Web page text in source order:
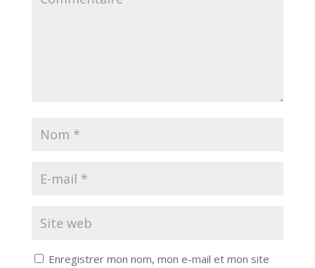
Enregistrer mon nom, mon e-mail et mon site